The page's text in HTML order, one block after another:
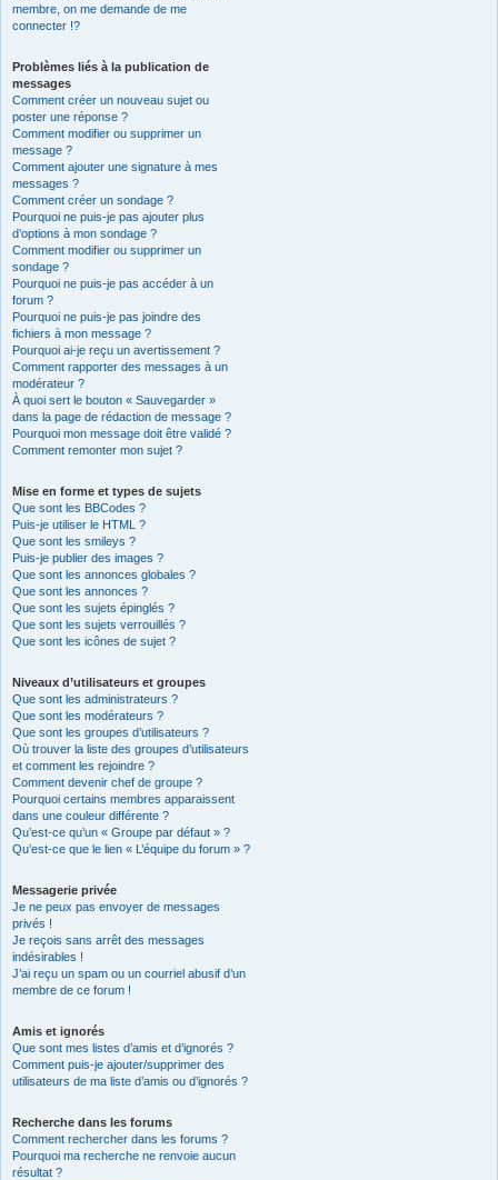
membre, on me demande de me
connecter !?
Problèmes liés à la publication de
messages
Comment créer un nouveau sujet ou
poster une réponse ?
Comment modifier ou supprimer un
message ?
Comment ajouter une signature à mes
messages ?
Comment créer un sondage ?
Pourquoi ne puis-je pas ajouter plus
d’options à mon sondage ?
Comment modifier ou supprimer un
sondage ?
Pourquoi ne puis-je pas accéder à un
forum ?
Pourquoi ne puis-je pas joindre des
fichiers à mon message ?
Pourquoi ai-je reçu un avertissement ?
Comment rapporter des messages à un
modérateur ?
À quoi sert le bouton « Sauvegarder »
dans la page de rédaction de message ?
Pourquoi mon message doit être validé ?
Comment remonter mon sujet ?
Mise en forme et types de sujets
Que sont les BBCodes ?
Puis-je utiliser le HTML ?
Que sont les smileys ?
Puis-je publier des images ?
Que sont les annonces globales ?
Que sont les annonces ?
Que sont les sujets épinglés ?
Que sont les sujets verrouillés ?
Que sont les icônes de sujet ?
Niveaux d’utilisateurs et groupes
Que sont les administrateurs ?
Que sont les modérateurs ?
Que sont les groupes d’utilisateurs ?
Où trouver la liste des groupes d’utilisateurs
et comment les rejoindre ?
Comment devenir chef de groupe ?
Pourquoi certains membres apparaissent
dans une couleur différente ?
Qu’est-ce qu’un « Groupe par défaut » ?
Qu’est-ce que le lien « L’équipe du forum » ?
Messagerie privée
Je ne peux pas envoyer de messages
privés !
Je reçois sans arrêt des messages
indésirables !
J’ai reçu un spam ou un courriel abusif d’un
membre de ce forum !
Amis et ignorés
Que sont mes listes d’amis et d’ignorés ?
Comment puis-je ajouter/supprimer des
utilisateurs de ma liste d’amis ou d’ignorés ?
Recherche dans les forums
Comment rechercher dans les forums ?
Pourquoi ma recherche ne renvoie aucun
résultat ?